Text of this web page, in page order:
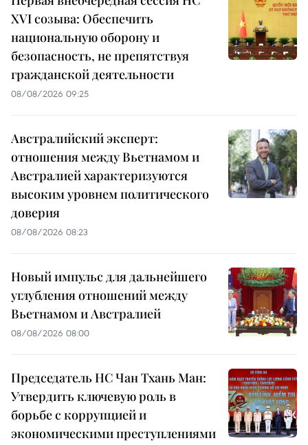
XVI созыва: Обеспечить
национальную оборону и
безопасность, не препятствуя
гражданской деятельности
08/08/2026 09:25
Австралийский эксперт:
отношения между Вьетнамом и
Австралией характеризуются
высоким уровнем политического
доверия
08/08/2026 08:23
Новый импульс для дальнейшего
углубления отношений между
Вьетнамом и Австралией
08/08/2026 08:00
Председатель НС Чан Тхань Ман:
Утвердить ключевую роль в
борьбе с коррупцией и
экономическими преступлениями